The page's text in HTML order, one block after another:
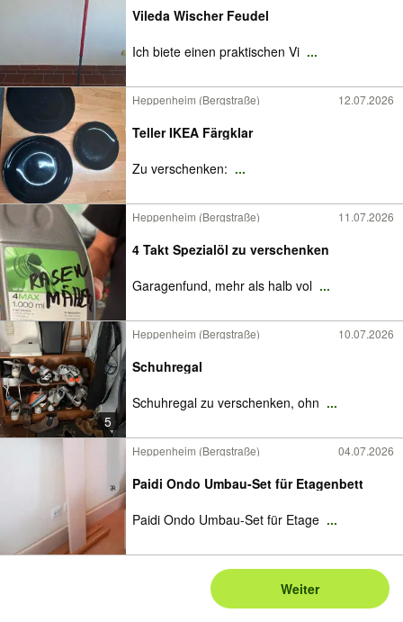
Vileda Wischer Feudel
Ich biete einen praktischen Vi ...
Heppenheim (Bergstraße) 12.07.2026
Teller IKEA Färgklar
Zu verschenken: ...
Heppenheim (Bergstraße) 11.07.2026
4 Takt Spezialöl zu verschenken
Garagenfund, mehr als halb vol ...
5
Heppenheim (Bergstraße) 10.07.2026
Schuhregal
Schuhregal zu verschenken, ohn ...
Heppenheim (Bergstraße) 04.07.2026
Paidi Ondo Umbau-Set für Etagenbett
Paidi Ondo Umbau-Set für Etage ...
Weiter